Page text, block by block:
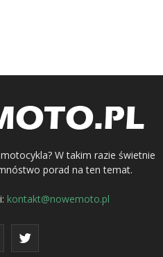
W takim razie świetnie
porad na ten temat.
kontakt@nowemoto.pl